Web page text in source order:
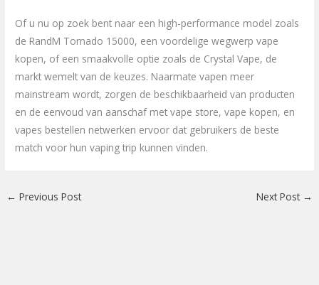
Of u nu op zoek bent naar een high-performance model zoals
de RandM Tornado 15000, een voordelige wegwerp vape
kopen, of een smaakvolle optie zoals de Crystal Vape, de
markt wemelt van de keuzes. Naarmate vapen meer
mainstream wordt, zorgen de beschikbaarheid van producten
en de eenvoud van aanschaf met vape store, vape kopen, en
vapes bestellen netwerken ervoor dat gebruikers de beste
match voor hun vaping trip kunnen vinden.
← Previous Post Next Post →